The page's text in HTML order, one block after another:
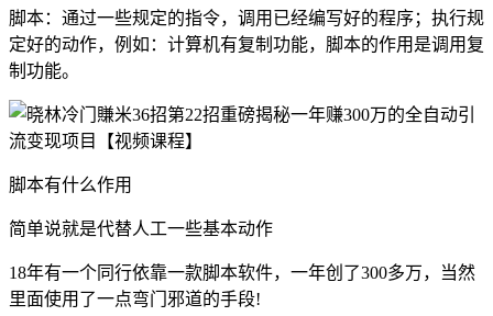
脚本：通过一些规定的指令，调用已经编写好的程序；执行规
定好的动作，例如：计算机有复制功能，脚本的作用是调用复
制功能。
脚本有什么作用
简单说就是代替人工一些基本动作
18年有一个同行依靠一款脚本软件，一年创了300多万，当然
里面使用了一点弯门邪道的手段!